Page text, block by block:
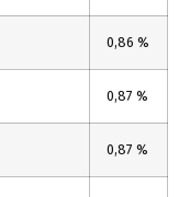
0,86 %
0,87 %
0,87 %